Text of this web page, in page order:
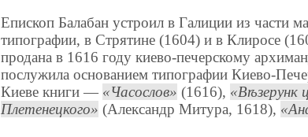
Епископ Балабан устроил в Галиции из части
типографии, в Стрятине (1604) и в Клиросе
продана в 1616 году киево-печерскому
послужила основанием типографии Киево-
Киеве книги —
Часослов (1616),
Вѣзерунк
Плетенецкого
(Александр Митура, 1618),